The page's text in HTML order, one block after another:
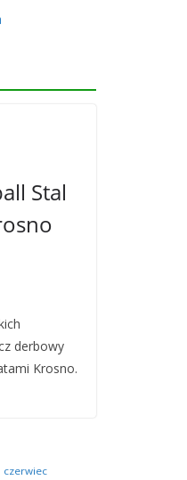
Stal
derbowy
Krosno.
czerwiec